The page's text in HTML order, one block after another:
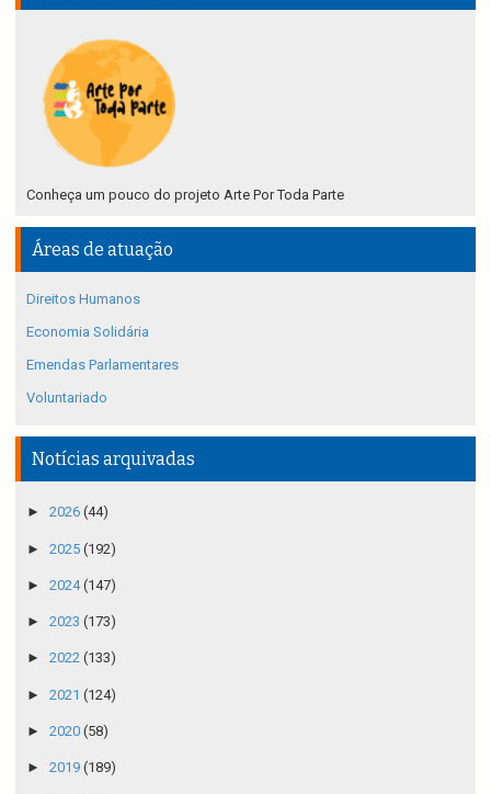
Conheça um pouco do projeto Arte Por Toda Parte
Áreas de atuação
Direitos Humanos
Economia Solidária
Emendas Parlamentares
Voluntariado
Notícias arquivadas
► 2026 (44)
► 2025 (192)
► 2024(147)
► 2023 (173)
► 2022 (133)
► 2021 (124)
► 2020 (58)
► 2019 (189)